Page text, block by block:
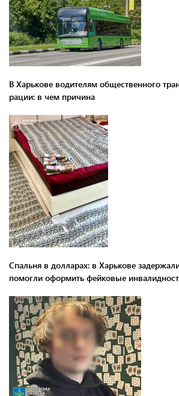
В Харькове водителям общественного
рации: в чем причина
Спальня в долларах: в Харькове
помогли оформить фейковые